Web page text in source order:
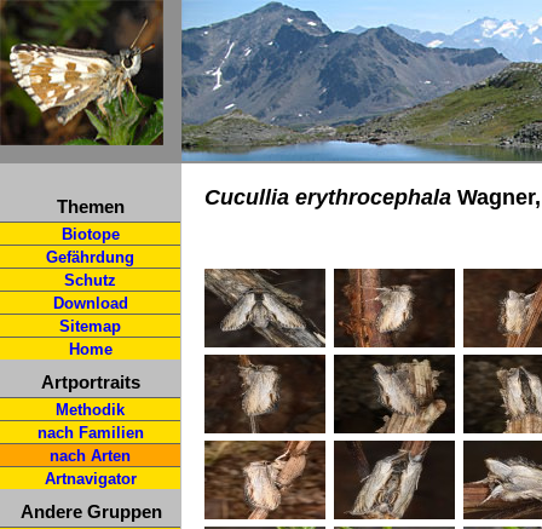
Themen
Biotope
Gefährdung
Schutz
Download
Sitemap
Home
Artportraits
Methodik
nach Familien
nach Arten
Artnavigator
Andere Gruppen
Cucullia erythrocephala